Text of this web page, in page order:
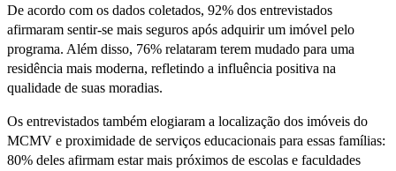
De acordo com os dados coletados, 92% dos entrevistados
afirmaram sentir-se mais seguros após adquirir um imóvel pelo
programa. Além disso, 76% relataram terem mudado para uma
residência mais moderna, refletindo a influência positiva na
qualidade de suas moradias.
Os entrevistados também elogiaram a localização dos imóveis do
MCMV e proximidade de serviços educacionais para essas famílias:
80% deles afirmam estar mais próximos de escolas e faculdades